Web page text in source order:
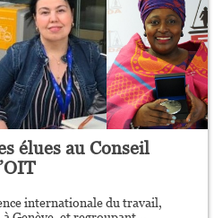
élues au Conseil
internationale du travail,